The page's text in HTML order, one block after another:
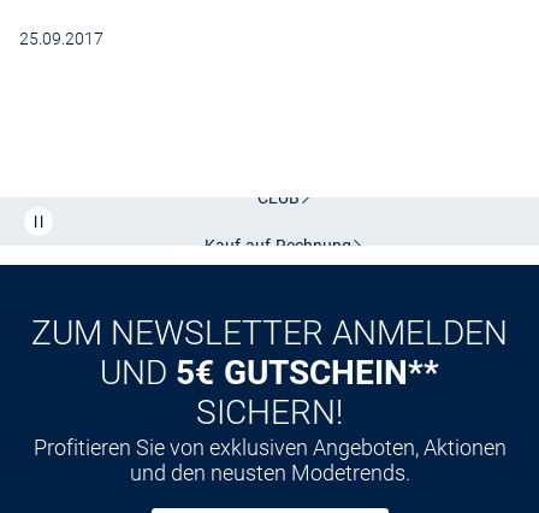
25.09.2017
CLUB
Kauf auf Rechnung
ZUM NEWSLETTER ANMELDEN
UND 5€ GUTSCHEIN**
SICHERN!
Profitieren Sie von exklusiven Angeboten, Aktionen
und den neusten Modetrends.